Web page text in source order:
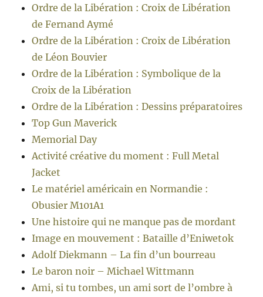
Ordre de la Libération : Croix de Libération
de Fernand Aymé
Ordre de la Libération : Croix de Libération
de Léon Bouvier
Ordre de la Libération : Symbolique de la
Croix de la Libération
Ordre de la Libération : Dessins préparatoires
Top Gun Maverick
Memorial Day
Activité créative du moment : Full Metal
Jacket
Le matériel américain en Normandie :
Obusier M101A1
Une histoire qui ne manque pas de mordant
Image en mouvement : Bataille d’Eniwetok
Adolf Diekmann – La fin d’un bourreau
Le baron noir – Michael Wittmann
Ami, si tu tombes, un ami sort de l’ombre à